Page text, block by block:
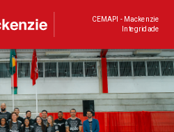
CEMAPI - Mackenzie
Integridade